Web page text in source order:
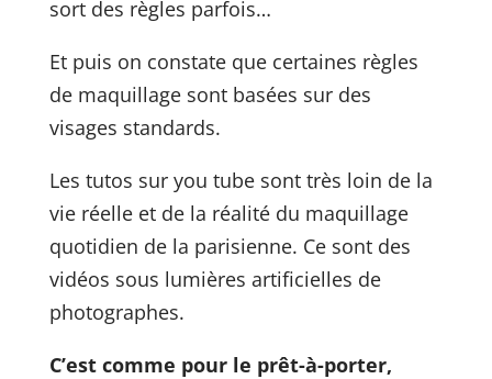
sort des règles parfois…
Et puis on constate que certaines règles
de maquillage sont basées sur des
visages standards.
Les tutos sur you tube sont très loin de la
vie réelle et de la réalité du maquillage
quotidien de la parisienne. Ce sont des
vidéos sous lumières artificielles de
photographes.
C’est comme pour le prêt-à-porter,